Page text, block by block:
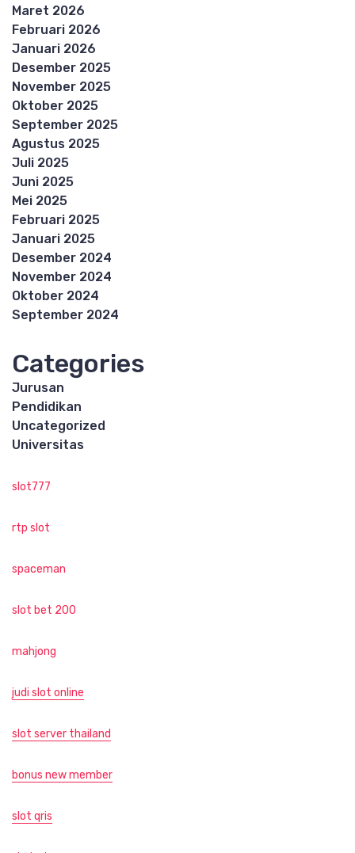
Maret 2026
Februari 2026
Januari 2026
Desember 2025
November 2025
Oktober 2025
September 2025
Agustus 2025
Juli 2025
Juni 2025
Mei 2025
Februari 2025
Januari 2025
Desember 2024
November 2024
Oktober 2024
September 2024
Categories
Jurusan
Pendidikan
Uncategorized
Universitas
slot777
rtp slot
spaceman
slot bet 200
mahjong
judi slot online
slot server thailand
bonus new member
slot qris